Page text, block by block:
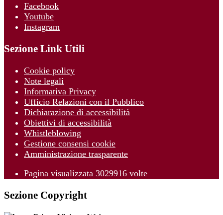
Facebook
Youtube
Instagram
Sezione Link Utili
Cookie policy
Note legali
Informativa Privacy
Ufficio Relazioni con il Pubblico
Dichiarazione di accessibilità
Obiettivi di accessibilità
Whistleblowing
Gestione consensi cookie
Amministrazione trasparente
Pagina visualizzata 3029916 volte
Sezione Copyright